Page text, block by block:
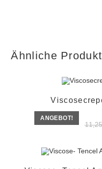
Ähnliche
ANGEBOT!